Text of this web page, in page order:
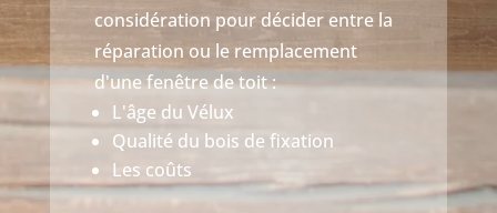
considération pour décider entre la
réparation ou le remplacement
d'une fenêtre de toit :
L'âge du Vélux
Qualité du bois de fixation
Les coûts